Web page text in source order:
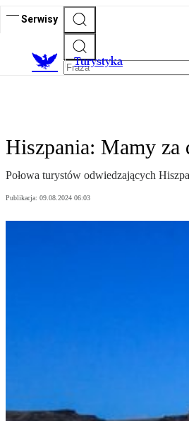
Serwisy
Turystyka
Hiszpania: Mamy za
Połowa turystów odwiedzających
Publikacja: 09.08.2024 06:03